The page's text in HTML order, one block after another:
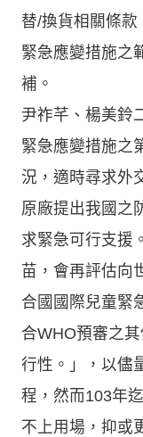
替/換貨相關條
緊急應變措施之
補。
尹祚芊、楊美鈴
緊急應變措施之
況，適時尋求外
原廠提出我國之
求緊急可行支援
苗，會再評估向
合國國際兒童緊
合WHO預審之
行性。」，以儘
程，然而103年
不上用場，抑或